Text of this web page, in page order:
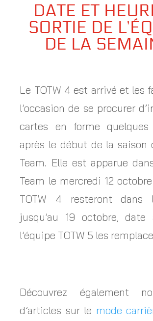
DATE ET
SORTIE DE
DE LA
Le TOTW 4 est arrivé et les
l’occasion de se procurer
cartes en forme quelques
après le début de la saison
Team. Elle est apparue
Team le mercredi 12
TOTW 4 resteront dans
jusqu’au 19 octobre, date
l’équipe TOTW 5 les
Découvrez également
d’articles sur le mode